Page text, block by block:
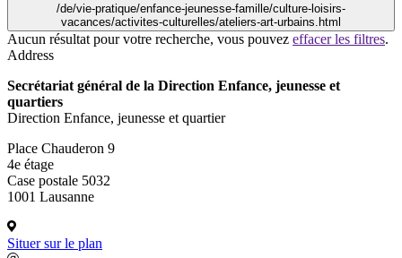
/de/vie-pratique/enfance-jeunesse-famille/culture-loisirs-
vacances/activites-culturelles/ateliers-art-urbains.html
Aucun résultat pour votre recherche, vous pouvez effacer les filtres.
Address
Secrétariat général de la Direction Enfance, jeunesse et
quartiers
Direction Enfance, jeunesse et quartier
Place Chauderon 9
4e étage
Case postale 5032
1001 Lausanne
Situer sur le plan